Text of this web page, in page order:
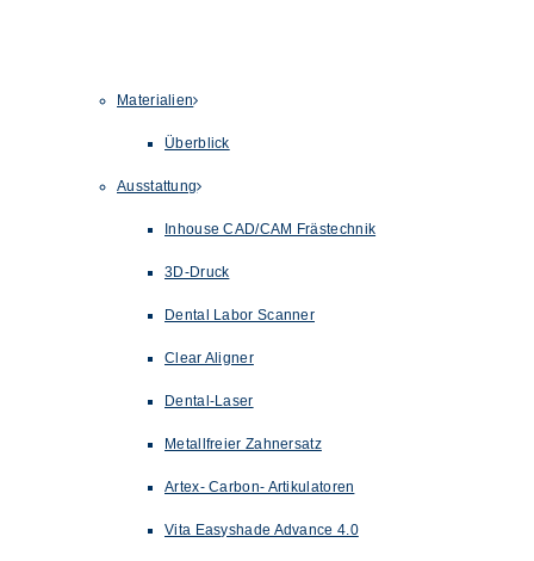
Materialien
Überblick
Ausstattung
Inhouse CAD/CAM Frästechnik
3D-Druck
Dental Labor Scanner
Clear Aligner
Dental-Laser
Metallfreier Zahnersatz
Artex- Carbon- Artikulatoren
Vita Easyshade Advance 4.0